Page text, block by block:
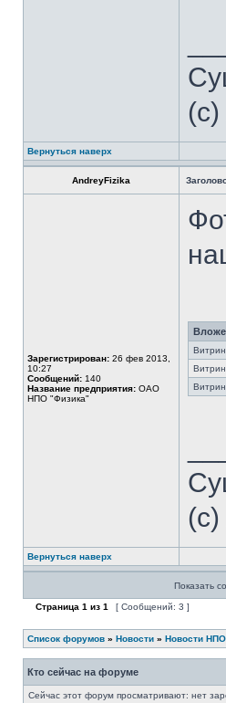
Вернуться наверх
AndreyFizika
Зарегистрирован: 26 фев 2013,
10:27
Сообщений: 140
Название предприятия: ОАО
НПО "Физика"
Вернуться наверх
Показать
Страница 1 из 1 [ Сообщений: 3 ]
Список форумов » Новости » Новости
Кто сейчас на форуме
Сейчас этот форум просматривают: нет